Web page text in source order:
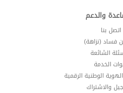
والدعم
اتصل بنا
فساد (نزاهة)
الشائعة
الخدمة
الوطنية الرقمية
والاشتراك